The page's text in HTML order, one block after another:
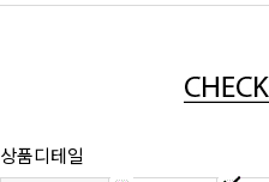
상품디테일